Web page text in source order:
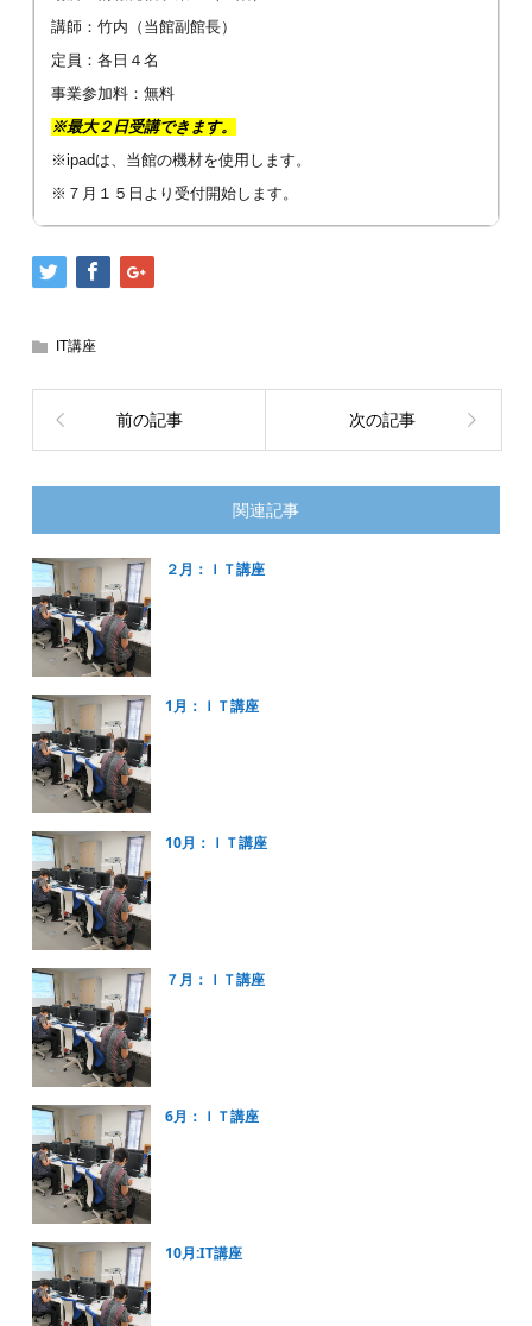
講師：竹内（当館副館長）
定員：各日４名
事業参加料：無料
※最大２日受講できます。
※ipadは、当館の機材を使用します。
※７月１５日より受付開始します。
IT講座
前の記事 次の記事
関連記事
２月：ＩＴ講座
1月：ＩＴ講座
10月：ＩＴ講座
７月：ＩＴ講座
6月：ＩＴ講座
10月:IT講座